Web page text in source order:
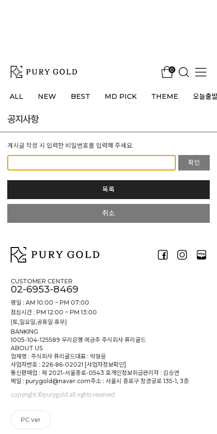
0
ALL NEW BEST MD PICK THEME 오늘출
공지사항
게시글 작성 시 입력한 비밀번호를 입력해 주세요.
확인
목록
취소
CUSTOMER CENTER
02-6953-8469
평일 : AM 10:00 ~ PM 07:00
점심시간 : PM 12:00 ~ PM 13:00
(토,일요일,공휴일 휴무)
BANKING
1005-104-125589 우리은행 예금주 주식회사 퓨리골드
ABOUT US
업체명 : 주식회사 퓨리골드대표 : 박형윤
사업자번호 : 226-86-02021 [사업자정보확인]
통신판매업 : 제 2021-서울종로-0543 호개인정보취급관리자 : 김승연
메일 : purygold@naver.com주소 : 서울시 종로구 창경궁로 135-1, 3층
copyright.©purygold all rights reserved
PC ver